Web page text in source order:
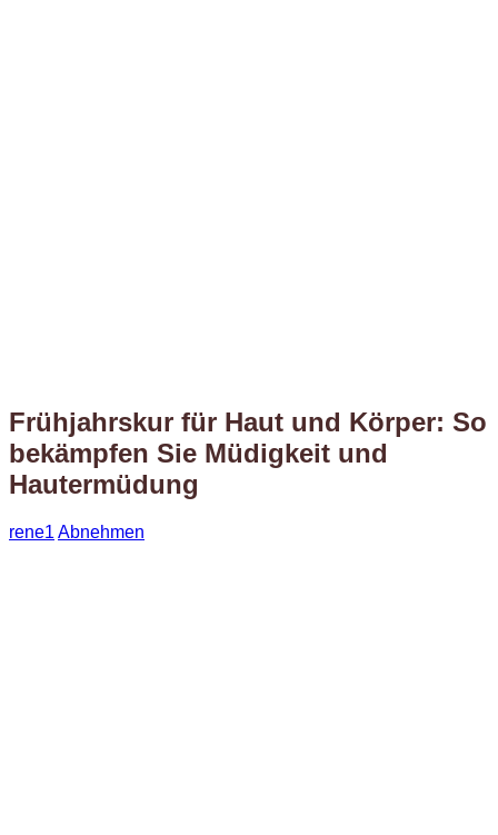
Frühjahrskur für Haut und Körper: So
bekämpfen Sie Müdigkeit und
Hautermüdung
rene1 Abnehmen